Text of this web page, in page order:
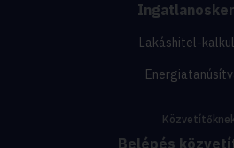
Lakáshitel-
Belépés